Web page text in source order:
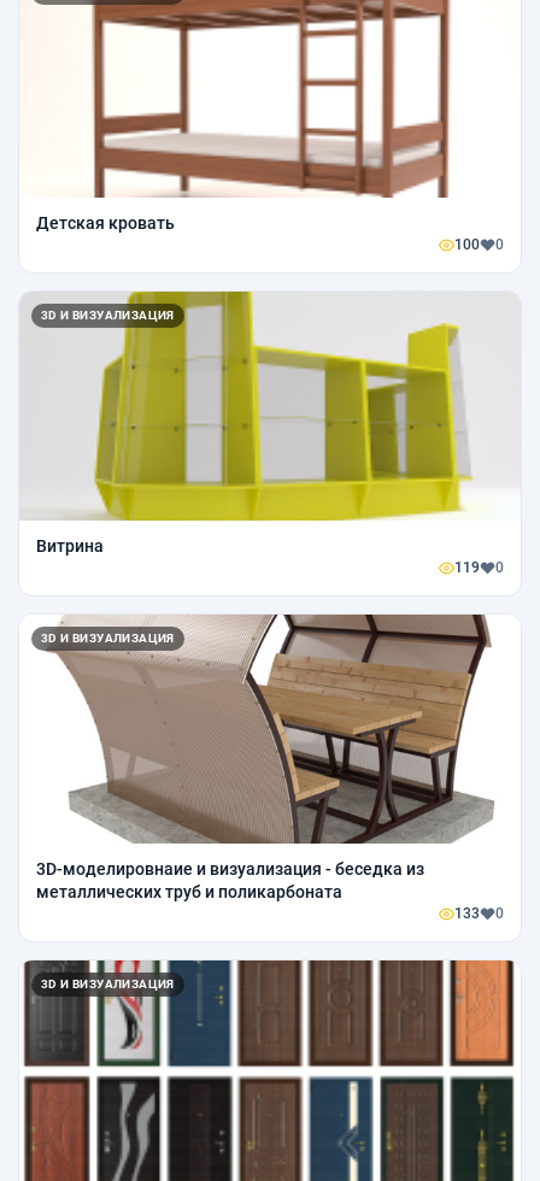
Детская кровать
100 0
3D И ВИЗУАЛИЗАЦИЯ
Витрина
119 0
3D И ВИЗУАЛИЗАЦИЯ
3D-моделировнаие и визуализация - беседка из
металлических труб и поликарбоната
133 0
3D И ВИЗУАЛИЗАЦИЯ